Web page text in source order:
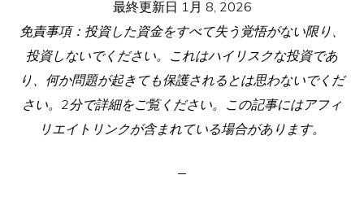
最終更新日 1月 8, 2026
免責事項：投資した資金をすべて失う覚悟がない限り、
投資しないでください。これはハイリスクな投資であ
り、何か問題が起きても保護されるとは思わないでくだ
さい。2分で詳細をご覧ください。この記事にはアフィ
リエイトリンクが含まれている場合があります。